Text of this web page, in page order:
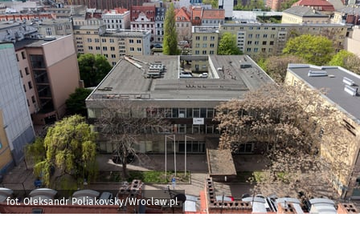
fot. Oleksandr Poliakovsky/Wroclaw.pl